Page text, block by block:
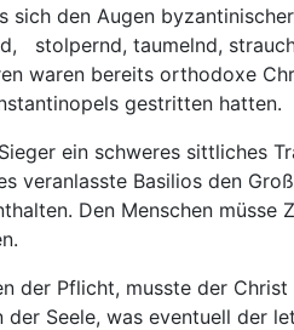
den Augen
stolpernd, taumelnd,
waren bereits orthodoxe
gestritten hatten.
ein schweres sittliches
Basilios den
Den Menschen
Pflicht, musste der
Seele, was eventuell der